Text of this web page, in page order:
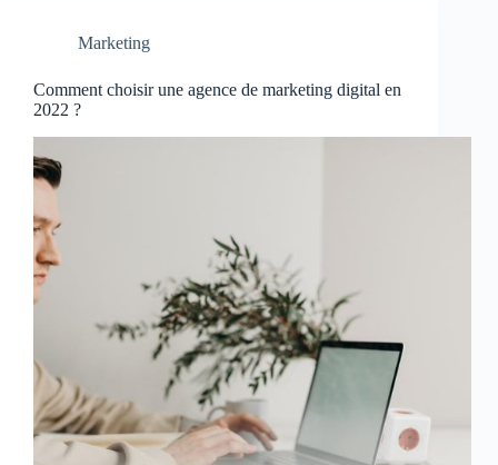
Marketing
Comment choisir une agence de marketing digital en
2022 ?